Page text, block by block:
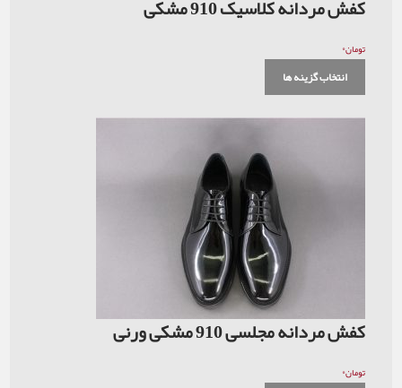
کفش مردانه کلاسیک 910 مشکی
تومان۰
انتخاب گزینه ها
کفش مردانه مجلسی 910 مشکی ورنی
تومان۰